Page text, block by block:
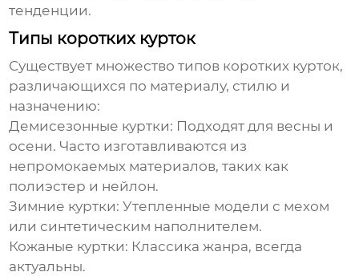
тенденции.
Типы коротких курток
Существует множество типов коротких курток,
различающихся по материалу, стилю и
назначению:
Демисезонные куртки: Подходят для весны и
осени. Часто изготавливаются из
непромокаемых материалов, таких как
полиэстер и нейлон.
Зимние куртки: Утепленные модели с мехом
или синтетическим наполнителем.
Кожаные куртки: Классика жанра, всегда
актуальны.